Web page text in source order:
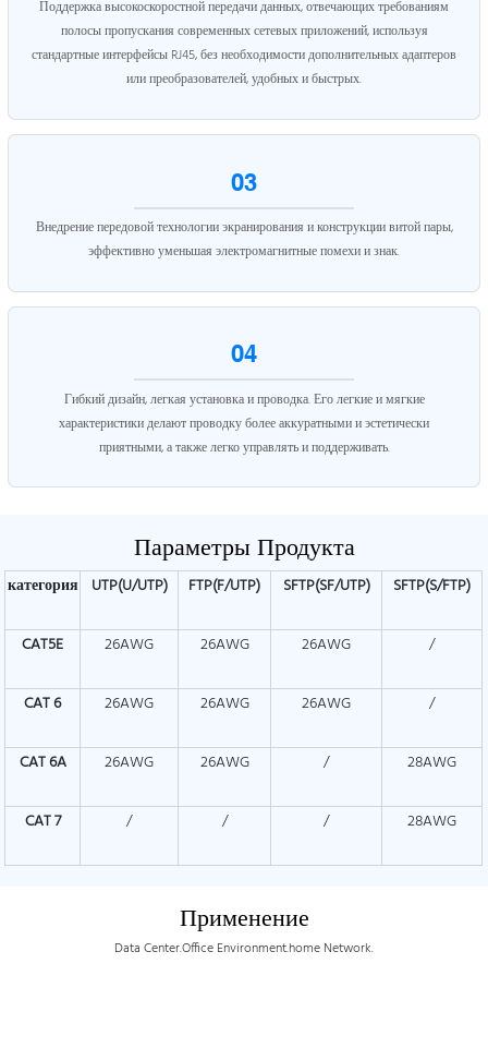
Поддержка высокоскоростной передачи данных, отвечающих требованиям
полосы пропускания современных сетевых приложений, используя
стандартные интерфейсы RJ45, без необходимости дополнительных адаптеров
или преобразователей, удобных и быстрых.
03
Внедрение передовой технологии экранирования и конструкции витой пары,
эффективно уменьшая электромагнитные помехи и знак.
04
Гибкий дизайн, легкая установка и проводка. Его легкие и мягкие
характеристики делают проводку более аккуратными и эстетически
приятными, а также легко управлять и поддерживать.
Параметры Продукта
категория UTP(U/UTP) FTP(F/UTP) SFTP(SF/UTP) SFTP(S/FTP)
CAT5E 26AWG 26AWG 26AWG /
CAT6 26AWG 26AWG 26AWG /
CAT6A 26AWG 26AWG / 28AWG
CAT7 / / / 28AWG
Применение
Data Center.Office Environment.home Network.